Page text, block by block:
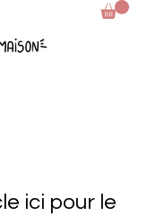
ici pour le